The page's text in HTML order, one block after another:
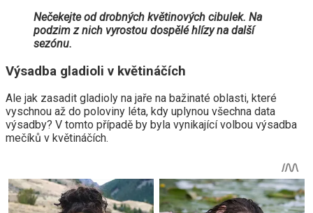
Nečekejte od drobných květinových cibulek. Na
podzim z nich vyrostou dospělé hlízy na další
sezónu.
Výsadba gladioli v květináčích
Ale jak zasadit gladioly na jaře na bažinaté oblasti, které
vyschnou až do poloviny léta, kdy uplynou všechna data
výsadby? V tomto případě by byla vynikající volbou výsadba
mečíků v květináčích.